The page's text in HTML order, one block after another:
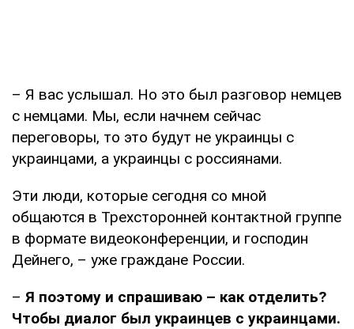
– Я вас услышал. Но это был разговор немцев
с немцами. Мы, если начнем сейчас
переговоры, то это будут не украинцы с
украинцами, а украинцы с россиянами.
Эти люди, которые сегодня со мной
общаются в Трехсторонней контактной группе
в формате видеоконференции, и господин
Дейнего, – уже граждане России.
– Я поэтому и спрашиваю – как отделить?
Чтобы диалог был украинцев с украинцами.